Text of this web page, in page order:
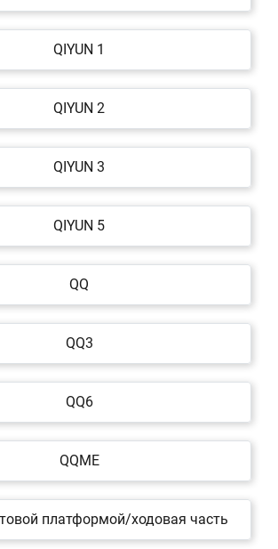
QIYUN 1
QIYUN 2
QIYUN 3
QIYUN 5
QQ
QQ3
QQ6
QQME
платформой/ходовая часть